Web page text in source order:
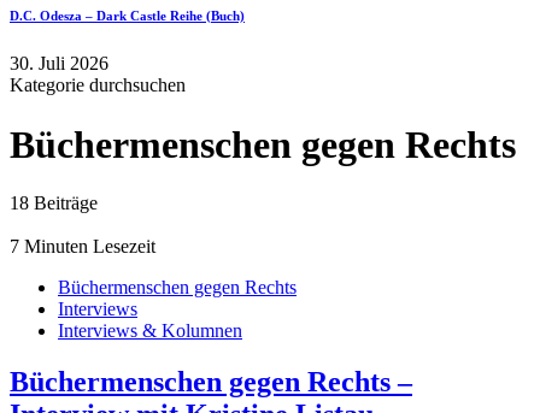
D.C. Odesza – Dark Castle Reihe (Buch)
30. Juli 2026
Kategorie durchsuchen
Büchermenschen gegen Rechts
18 Beiträge
7 Minuten Lesezeit
Büchermenschen gegen Rechts
Interviews
Interviews & Kolumnen
Büchermenschen gegen Rechts –